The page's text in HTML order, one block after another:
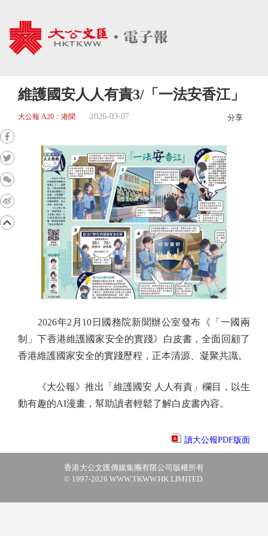
維護國安人人有責3/「一法安香江」
大公報 A20：港聞 2026-03-07 分享
2026年2月10日國務院新聞辦公室發布《「一國兩
制」下香港維護國家安全的實踐》白皮書，全面回顧了
香港維護國家安全的實踐歷程，正本清源、凝聚共識。
《大公報》推出「維護國安 人人有責」欄目，以生
動有趣的AI漫畫，幫助讀者輕鬆了解白皮書內容。
讀大公報PDF版面
香港大公文匯傳媒集團有限公司版權所有
© 1997-2026 WWW.TKWW.HK LIMITED.